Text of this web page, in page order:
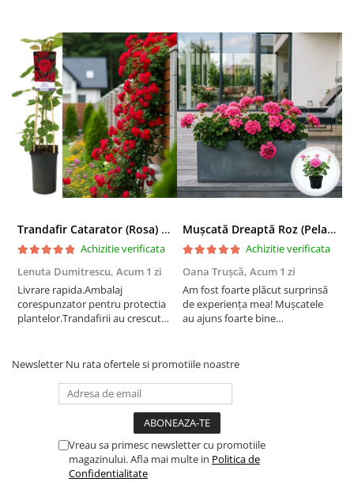
Trandafir Catarator (Rosa) Red Climber - 75cm
Achizitie verificata
Lenuta Dumitrescu, Acum 1 zi
Livrare rapida.Ambalaj
corespunzator pentru protectia
plantelor.Trandafirii au crescut
Mușcată Dreaptă Roz (Pelargonium Zonale)
Achizitie verificata
Oana Trușcă, Acum 1 zi
Am fost foarte plăcut surprinsă
de experiența mea! Mușcatele
au ajuns foarte bine
transportului. Se vede că au fost
Newsletter Nu rata ofertele si promotiile noastre
Vreau sa primesc newsletter cu promotiile
magazinului. Afla mai multe in Politica de
Confidentialitate